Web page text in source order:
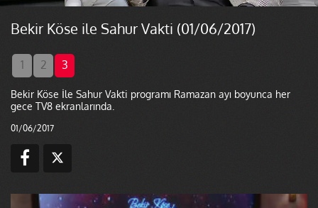
Bekir Köse ile Sahur Vakti (01/06/2017)
1 2 3
Bekir Köse İle Sahur Vakti programı Ramazan ayı boyunca her
gece TV8 ekranlarında.
01/06/2017